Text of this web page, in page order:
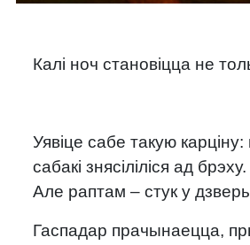
Калі ноч становіцца не
Уявіце сабе такую
сабакі знясіліліся ад
Але раптам – стук у
Гаспадар прачынаецца,